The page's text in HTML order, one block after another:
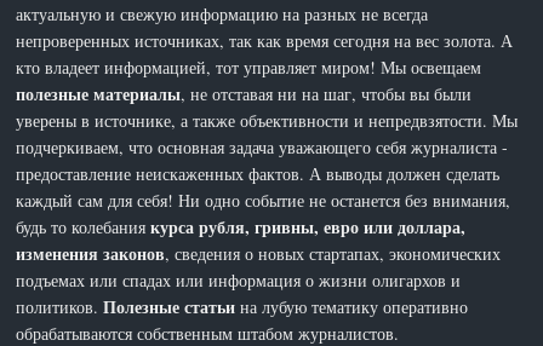
актуальную и свежую информацию на разных не всегда
непроверенных источниках, так как время сегодня на вес золота. А
кто владеет информацией, тот управляет миром! Мы освещаем
полезные материалы, не отставая ни на шаг, чтобы вы были
уверены в источнике, а также объективности и непредвзятости. Мы
подчеркиваем, что основная задача уважающего себя журналиста -
предоставление неискаженных фактов. А выводы должен сделать
каждый сам для себя! Ни одно событие не останется без внимания,
будь то колебаниякурса рубля, гривны, евро или доллара,
изменения законов, сведения о новых стартапах, экономических
подъемах или спадах или информация о жизни олигархов и
политиков.Полезные статьи на лубую тематику оперативно
обрабатываются собственным штабом журналистов.